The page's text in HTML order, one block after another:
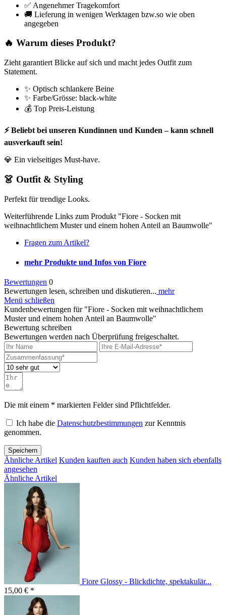
✅ Angenehmer Tragekomfort
🚚 Lieferung in wenigen Werktagen bzw.so wie oben
angegeben
🔥 Warum dieses Produkt?
Zieht garantiert Blicke auf sich und macht jedes Outfit zum
Statement.
✨ Optisch schlankere Beine
✨ Farbe/Grösse: black-white
💰 Top Preis-Leistung
⚡ Beliebt bei unseren Kundinnen und Kunden – kann schnell
ausverkauft sein!
💎 Ein vielseitiges Must-have.
👗 Outfit & Styling
Perfekt für trendige Looks.
Weiterführende Links zum Produkt "Fiore - Socken mit
weihnachtlichem Muster und einem hohen Anteil an Baumwolle"
Fragen zum Artikel?
mehr Produkte und Infos von Fiore
Bewertungen 0
Bewertungen lesen, schreiben und diskutieren... mehr
Menü schließen
Kundenbewertungen für "Fiore - Socken mit weihnachtlichem
Muster und einem hohen Anteil an Baumwolle"
Bewertung schreiben
Bewertungen werden nach Überprüfung freigeschaltet.
Die mit einem * markierten Felder sind Pflichtfelder.
Ich habe die Datenschutzbestimmungen zur Kenntnis
genommen.
Speichern
Ähnliche Artikel Kunden kauften auch Kunden haben sich ebenfalls
angesehen
Ähnliche Artikel
Fiore Glossy - Blickdichte, spektakulär...
15,00 € *